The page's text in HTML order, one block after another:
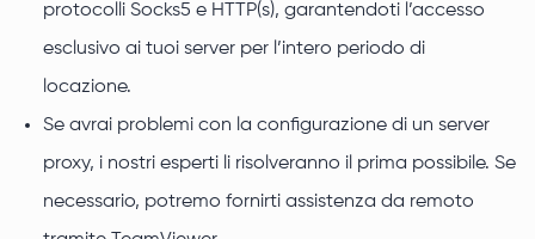
protocolli Socks5 e HTTP(s), garantendoti l’accesso
esclusivo ai tuoi server per l’intero periodo di
locazione.
Se avrai problemi con la configurazione di un server
proxy, i nostri esperti li risolveranno il prima possibile. Se
necessario, potremo fornirti assistenza da remoto